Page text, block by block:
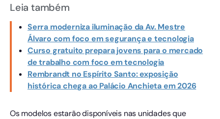
Leia também
Serra moderniza iluminação da Av. Mestre
Álvaro com foco em segurança e tecnologia
Curso gratuito prepara jovens para o mercado
de trabalho com foco em tecnologia
Rembrandt no Espírito Santo: exposição
histórica chega ao Palácio Anchieta em 2026
​​Os modelos estarão disponíveis nas unidades que